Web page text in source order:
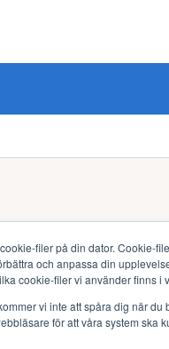
filer på din dator. Cookie-
och anpassa din
cookie-filer vi använder finns i
vi inte att spåra dig när
för att våra system ska